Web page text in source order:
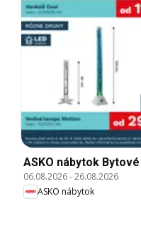
ASKO nábytok
06.08.2026-26.08.2026
ASKO nábytok